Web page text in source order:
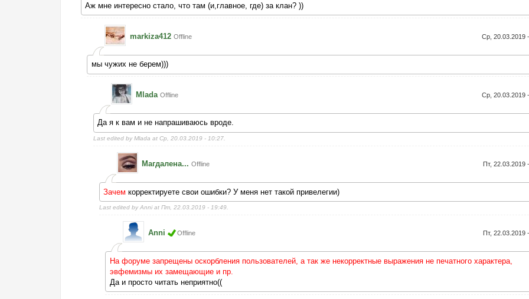
Аж мне интересно стало, что там (и,главное, где) за клан? ))
markiza412 Offline Ср, 20.03.2019
мы чужих не берем)))
Mlada Offline Ср, 20.03.2019
Да я к вам и не напрашиваюсь вроде.
Last edited by Mlada at Ср, 20.03.2019 - 10:27.
Магдалена... Offline Пт, 22.03.2019
Зачем корректируете свои ошибки? У меня нет такой привелегии)
Last edited by Anni at Пт, 22.03.2019 - 19:49.
Anni Offline Пт, 22.03.2019
На форуме запрещены оскорбления пользователей, а так же некорректные выражения не печатного характера,
эвфемизмы их замещающие и пр.
Да и просто читать неприятно((